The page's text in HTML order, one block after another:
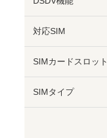
対応SIM
SIMカードスロット
SIMタイプ